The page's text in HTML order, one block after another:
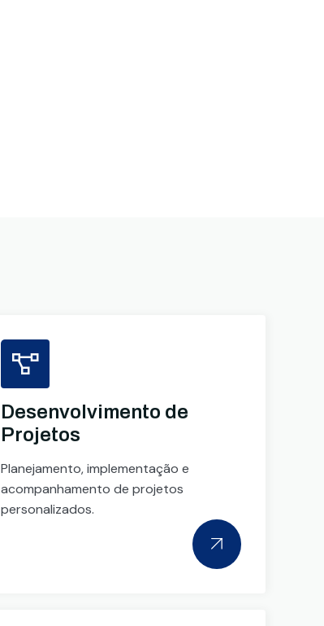
Desenvolvimento de
Projetos
Planejamento, implementação e
acompanhamento de projetos
personalizados.